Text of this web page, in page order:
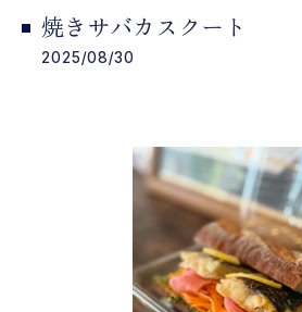
焼きサバカスクート
2025/08/30